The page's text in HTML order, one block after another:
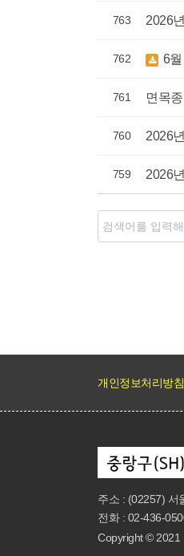
763 2026
762 6
761 면목
760 2026
759 2026
개인정보처리방침
주소 : (02257) 서
전화 : 02-436-
Copyright©2021